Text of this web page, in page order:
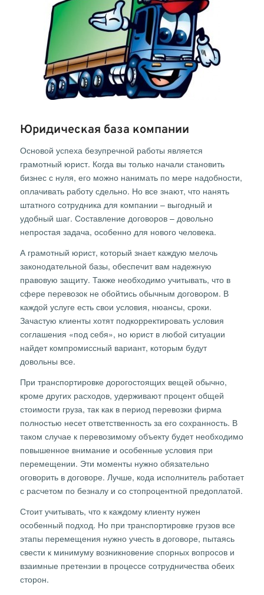
Юридическая база компании
Основой успеха безупречной работы является
грамотный юрист. Когда вы только начали становить
бизнес с нуля, его можно нанимать по мере надобности,
оплачивать работу сдельно. Но все знают, что нанять
штатного сотрудника для компании – выгодный и
удобный шаг. Составление договоров – довольно
непростая задача, особенно для нового человека.
А грамотный юрист, который знает каждую мелочь
законодательной базы, обеспечит вам надежную
правовую защиту. Также необходимо учитывать, что в
сфере перевозок не обойтись обычным договором. В
каждой услуге есть свои условия, нюансы, сроки.
Зачастую клиенты хотят подкорректировать условия
соглашения «под себя», но юрист в любой ситуации
найдет компромиссный вариант, которым будут
довольны все.
При транспортировке дорогостоящих вещей обычно,
кроме других расходов, удерживают процент общей
стоимости груза, так как в период перевозки фирма
полностью несет ответственность за его сохранность. В
таком случае к перевозимому объекту будет необходимо
повышенное внимание и особенные условия при
перемещении. Эти моменты нужно обязательно
оговорить в договоре. Лучше, кода исполнитель работает
с расчетом по безналу и со стопроцентной предоплатой.
Стоит учитывать, что к каждому клиенту нужен
особенный подход. Но при транспортировке грузов все
этапы перемещения нужно учесть в договоре, пытаясь
свести к минимуму возникновение спорных вопросов и
взаимные претензии в процессе сотрудничества обеих
сторон.